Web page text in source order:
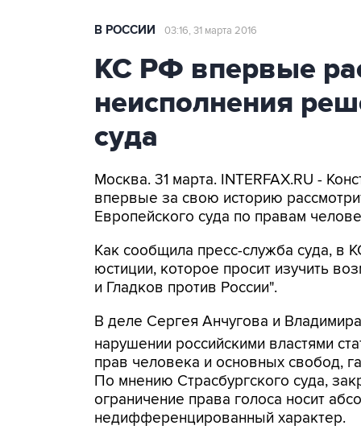
В РОССИИ 03:16, 31 марта 2016
КС РФ впервые
неисполнения
суда
Москва. 31 марта. INTERFAX.RU -
впервые за свою историю
Европейского суда по правам
Как сообщила пресс-служба суда, в
юстиции, которое просит изучить
и Гладков против России".
В деле Сергея Анчугова и
нарушении российскими властями
прав человека и основных свобод,
По мнению Страсбургского суда,
ограничение права голоса носит
недифференцированный характер.